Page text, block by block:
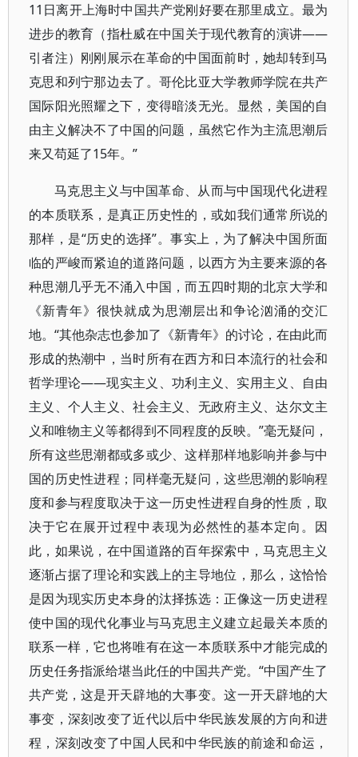
11日离开上海时中国共产党刚好要在那里成立。最为
进步的教育（指杜威在中国关于现代教育的演讲——
引者注）刚刚展示在革命的中国面前时，她却转到马
克思和列宁那边去了。哥伦比亚大学教师学院在共产
国际阳光照耀之下，变得暗淡无光。显然，美国的自
由主义解决不了中国的问题，虽然它作为主流思潮后
来又苟延了15年。”
马克思主义与中国革命、从而与中国现代化进程
的本质联系，是真正历史性的，或如我们通常所说的
那样，是“历史的选择”。事实上，为了解决中国所面
临的严峻而紧迫的道路问题，以西方为主要来源的各
种思潮几乎无不涌入中国，而五四时期的北京大学和
《新青年》很快就成为思潮层出和争论汹涌的交汇
地。“其他杂志也参加了《新青年》的讨论，在由此而
形成的热潮中，当时所有在西方和日本流行的社会和
哲学理论——现实主义、功利主义、实用主义、自由
主义、个人主义、社会主义、无政府主义、达尔文主
义和唯物主义等都得到不同程度的反映。”毫无疑问，
所有这些思潮都或多或少、这样那样地影响并参与中
国的历史性进程；同样毫无疑问，这些思潮的影响程
度和参与程度取决于这一历史性进程自身的性质，取
决于它在展开过程中表现为必然性的基本定向。因
此，如果说，在中国道路的百年探索中，马克思主义
逐渐占据了理论和实践上的主导地位，那么，这恰恰
是因为现实历史本身的汰择拣选：正像这一历史进程
使中国的现代化事业与马克思主义建立起最关本质的
联系一样，它也将唯有在这一本质联系中才能完成的
历史任务指派给堪当此任的中国共产党。“中国产生了
共产党，这是开天辟地的大事变。这一开天辟地的大
事变，深刻改变了近代以后中华民族发展的方向和进
程，深刻改变了中国人民和中华民族的前途和命运，